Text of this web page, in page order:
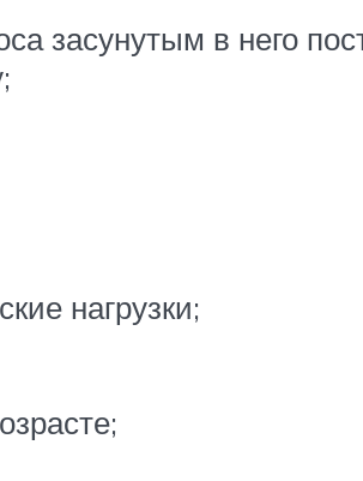
засунутым в него
нагрузки;